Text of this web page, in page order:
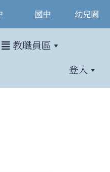
國中 幼兒園
教職員區
登入